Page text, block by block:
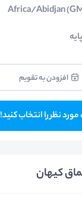
Africa/Abidjan
افزودن به تقویم
نظر را انتخاب کنید!
کیهان